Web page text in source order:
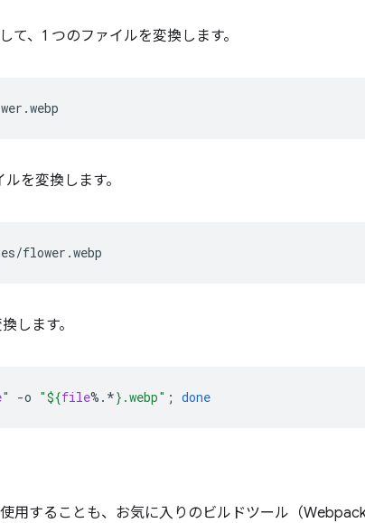
、1 つのファイルを変換します。
を変換します。
します。
" -o "${file%.*} .webp" ; done
用することも、お気に入りのビルドツール（Webpack